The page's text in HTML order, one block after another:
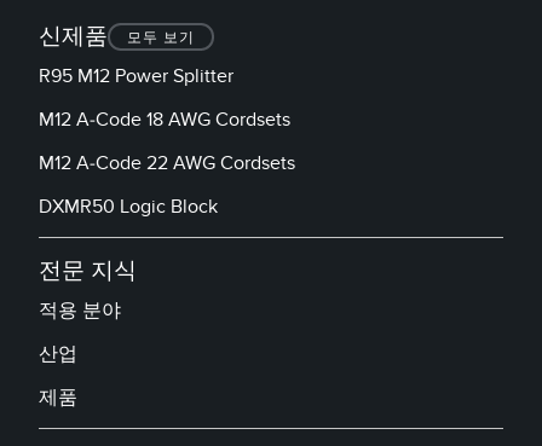
신제품 모두 보기
R95 M12 Power Splitter
M12 A-Code 18 AWG Cordsets
M12 A-Code 22 AWG Cordsets
DXMR50 Logic Block
전문 지식
적용 분야
산업
제품